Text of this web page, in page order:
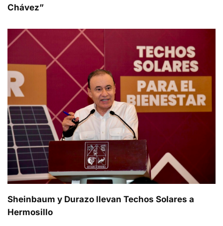
Chávez”
Sheinbaum y Durazo llevan Techos Solares a
Hermosillo